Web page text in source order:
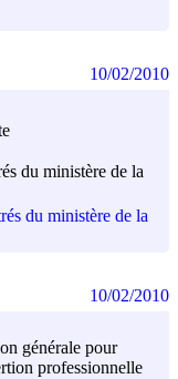
du ministère de la
du ministère de la
10/02/2010
générale pour
professionnelle
10/02/2010